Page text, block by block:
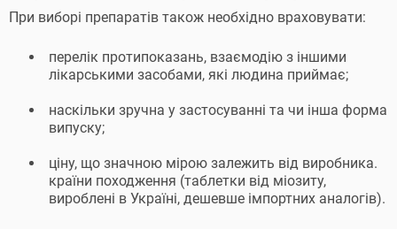
При виборі препаратів також необхідно враховувати:
перелік протипоказань, взаємодію з іншими
лікарськими засобами, які людина приймає;
наскільки зручна у застосуванні та чи інша форма
випуску;
ціну, що значною мірою залежить від виробника.
країни походження (таблетки від міозиту,
вироблені в Україні, дешевше імпортних аналогів).